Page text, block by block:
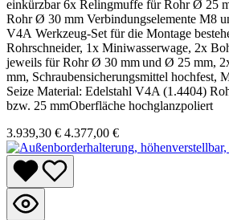
einkürzbar 6x Relingmuffe für Rohr Ø 25
Rohr Ø 30 mm Verbindungselemente M8
V4A Werkzeug-Set für die Montage
Rohrschneider, 1x Miniwasserwage, 2x
jeweils für Rohr Ø 30 mm und Ø 25 mm,
mm, Schraubensicherungsmittel hochfest,
Seize Material: Edelstahl V4A (1.4404)
bzw. 25 mmOberfläche hochglanzpoliert
3.939,30 € 4.377,00 €